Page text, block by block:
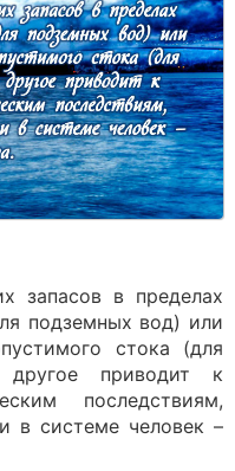
запасов в пределах
подземных вод) или
стока (для
приводит к
последствиям,
в системе человек –